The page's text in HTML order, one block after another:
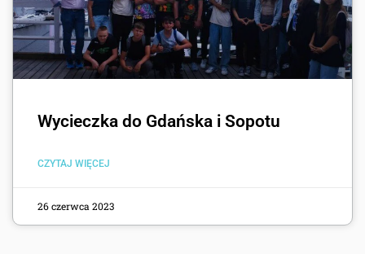
Wycieczka do Gdańska i Sopotu
CZYTAJ WIĘCEJ
26 czerwca 2023